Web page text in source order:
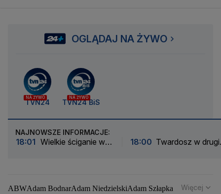
OGLĄDAJ NA ŻYWO
NA ŻYWO
TVN24
NA ŻYWO
TVN24 BiS
NAJNOWSZE INFORMACJE:
18:01 Wielkie ściganie w
18:00 Twardosz w
ABWAdam BodnarAdam NiedzielskiAdam Szłapka
Więcej